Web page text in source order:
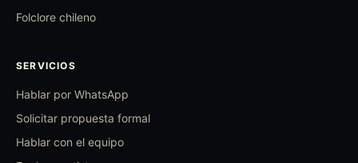
Folclore chileno
SERVICIOS
Hablar por WhatsApp
Solicitar propuesta formal
Hablar con el equipo